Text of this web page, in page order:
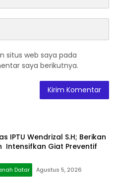
situs web saya pada
saya berikutnya.
IPTU Wendrizal S.H; Berikan
Intensifkan Giat Preventif
Datar Agustus 5, 2026